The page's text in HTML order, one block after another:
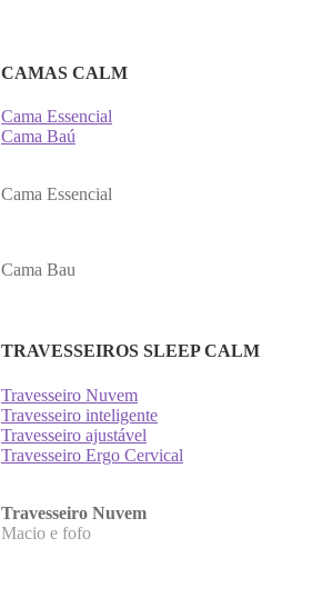
CAMAS CALM
Cama Essencial
Cama Baú
Cama Essencial
Cama Bau
TRAVESSEIROS SLEEP CALM
Travesseiro Nuvem
Travesseiro inteligente
Travesseiro ajustável
Travesseiro Ergo Cervical
Travesseiro Nuvem
Macio e fofo